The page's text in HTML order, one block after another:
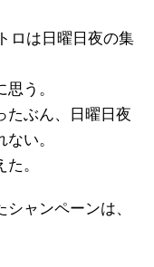
ロは日曜日夜の集
う。
たぶん、日曜日夜
い。
。
ャンペーンは、